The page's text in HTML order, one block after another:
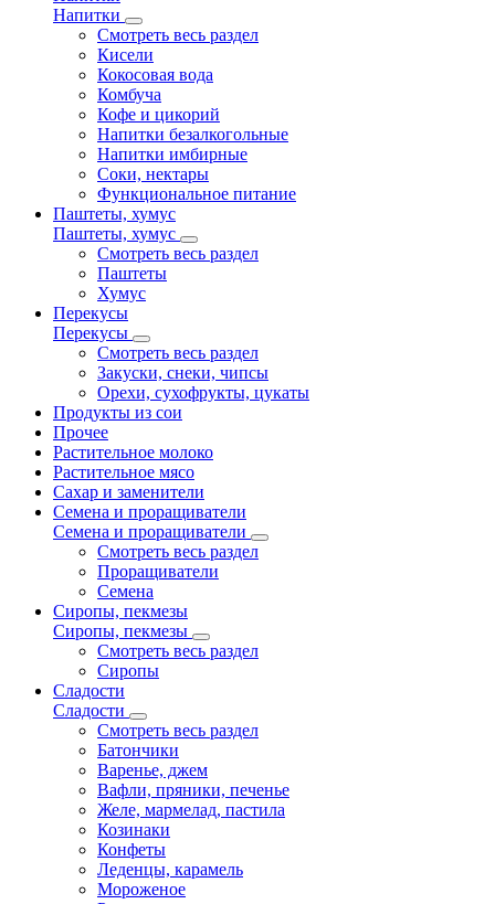
Напитки
Смотреть весь раздел
Кисели
Кокосовая вода
Комбуча
Кофе и цикорий
Напитки безалкогольные
Напитки имбирные
Соки, нектары
Функциональное питание
Паштеты, хумус
Паштеты, хумус
Смотреть весь раздел
Паштеты
Хумус
Перекусы
Перекусы
Смотреть весь раздел
Закуски, снеки, чипсы
Орехи, сухофрукты, цукаты
Продукты из сои
Прочее
Растительное молоко
Растительное мясо
Сахар и заменители
Семена и проращиватели
Семена и проращиватели
Смотреть весь раздел
Проращиватели
Семена
Сиропы, пекмезы
Сиропы, пекмезы
Смотреть весь раздел
Сиропы
Сладости
Сладости
Смотреть весь раздел
Батончики
Варенье, джем
Вафли, пряники, печенье
Желе, мармелад, пастила
Козинаки
Конфеты
Леденцы, карамель
Мороженое